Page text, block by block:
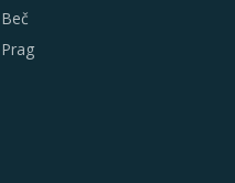
Beč
Prag